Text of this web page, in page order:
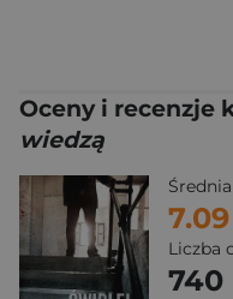
Oceny i recenzje
wiedzą
7.09
Liczba
740